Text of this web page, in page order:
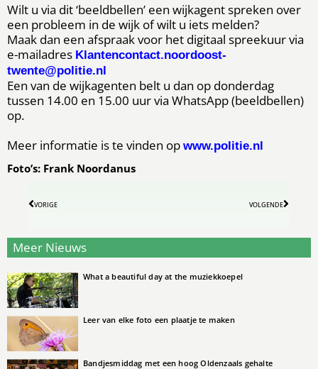
Wilt u via dit ‘beeldbellen’ een wijkagent spreken over
een probleem in de wijk of wilt u iets melden?
Maak dan een afspraak voor het digitaal spreekuur via
e-mailadres Klantencontact.noordoost-
twente@politie.nl
Een van de wijkagenten belt u dan op donderdag
tussen 14.00 en 15.00 uur via WhatsApp (beeldbellen)
op.
Meer informatie is te vinden op www.politie.nl
Foto’s: Frank Noordanus
VORIGE VOLGENDE
Meer Nieuws
What a beautiful day at the muziekkoepel
Leer van elke foto een plaatje te maken
Bandjesmiddag met een hoog Oldenzaals gehalte